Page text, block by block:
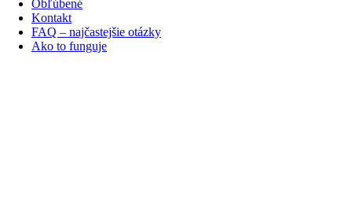
Obľúbené
Kontakt
FAQ – najčastejšie otázky
Ako to funguje